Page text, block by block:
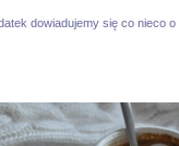
dowiadujemy się co nieco o